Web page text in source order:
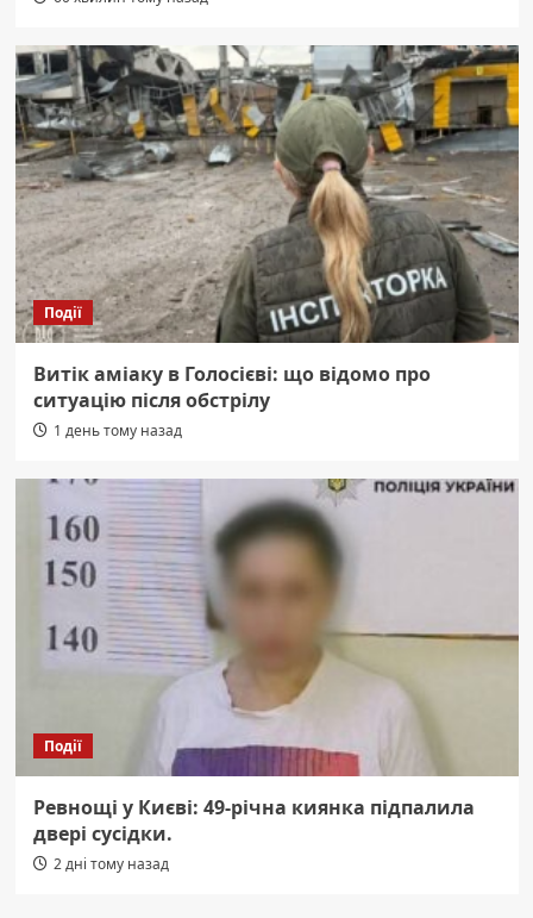
Події
Витік аміаку в Голосієві: що відомо про
ситуацію після обстрілу
1 день тому назад
Події
Ревнощі у Києві: 49-річна киянка підпалила
двері сусідки.
2 дні тому назад